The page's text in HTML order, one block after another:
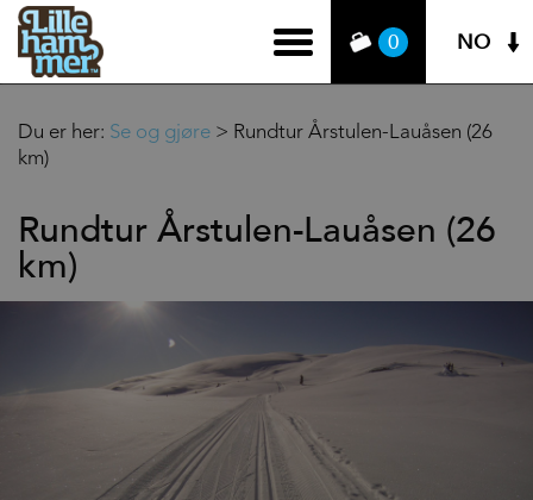
0 NO
Du er her: Se og gjøre > Rundtur Årstulen-Lauåsen (26
km)
Rundtur Årstulen-Lauåsen (26
km)